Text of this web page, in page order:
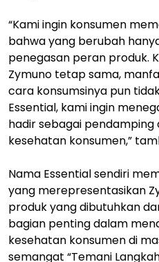
“Kami ingin konsumen
bahwa yang berubah
penegasan peran produk.
Zymuno tetap sama,
cara konsumsinya pun
Essential, kami ingin
hadir sebagai
kesehatan konsumen,”
Nama Essential sendiri
yang merepresentasikan
produk yang dibutuhkan
bagian penting dalam
kesehatan konsumen di
semangat “Temani